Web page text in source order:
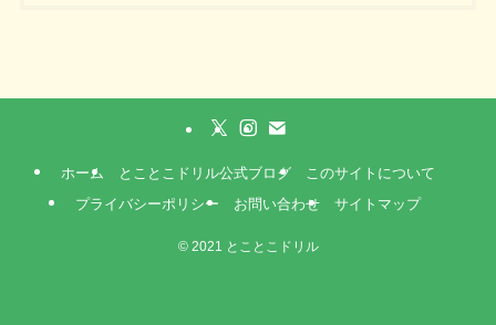
ホーム とことこドリル公式ブログ
このサイトについて
プライバシーポリシー
お問い合わせ サイトマップ
©2021 とことこドリル